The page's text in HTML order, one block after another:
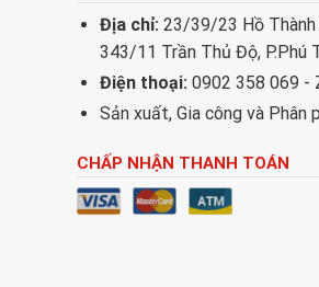
Địa chỉ: 23/39/23 Hồ Thành
343/11 Trần Thủ Độ, P.Phú
Điện thoại: 0902 358 069 -
Sản xuất, Gia công và Phân
CHẤP NHẬN THANH TOÁN